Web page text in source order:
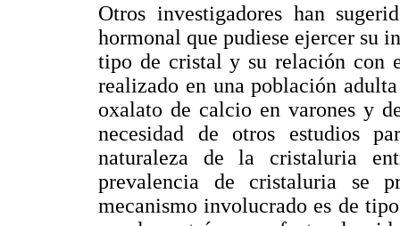
Otros investigadores han
hormonal que pudiese ejercer su
tipo de cristal y su relación con
realizado en una población
oxalato de calcio en varones y
necesidad de otros estudios
naturaleza de la cristaluria
prevalencia de cristaluria se
mecanismo involucrado es de